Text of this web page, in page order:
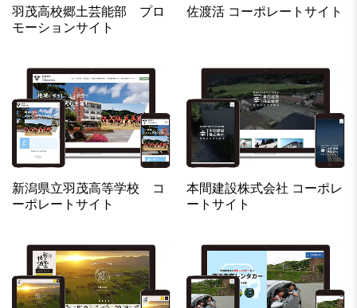
羽茂高校郷土芸能部 プロ
モーションサイト
佐渡活 コーポレートサイト
新潟県立羽茂高等学校 コ
ーポレートサイト
本間建設株式会社 コーポレ
ートサイト